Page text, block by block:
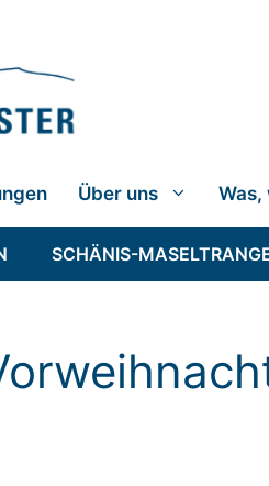
Über uns Was,
SCHÄNIS-